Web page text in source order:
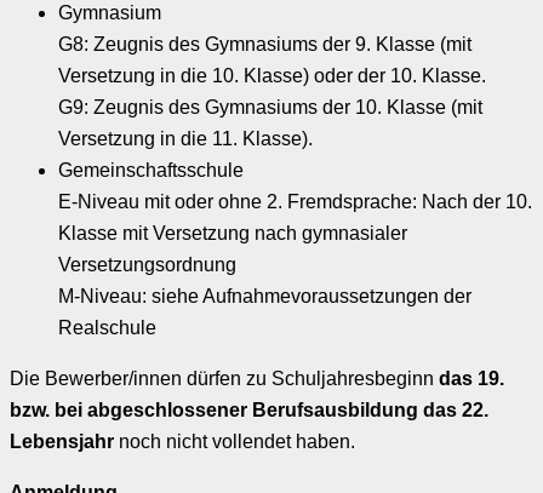
Gymnasium
G8: Zeugnis des Gymnasiums der 9. Klasse (mit
Versetzung in die 10. Klasse) oder der 10. Klasse.
G9: Zeugnis des Gymnasiums der 10. Klasse (mit
Versetzung in die 11. Klasse).
Gemeinschaftsschule
E-Niveau mit oder ohne 2. Fremdsprache: Nach der 10.
Klasse mit Versetzung nach gymnasialer
Versetzungsordnung
M-Niveau: siehe Aufnahmevoraussetzungen der
Realschule
Die Bewerber/innen dürfen zu Schuljahresbeginn das 19.
bzw. bei abgeschlossener Berufsausbildung das 22.
Lebensjahr noch nicht vollendet haben.